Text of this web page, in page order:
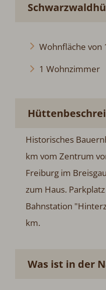
Wohnfläche von
1 Wohnzimmer
Historisches
km vom Zentrum
Freiburg im
zum Haus.
Bahnstation
km.
Was ist in der